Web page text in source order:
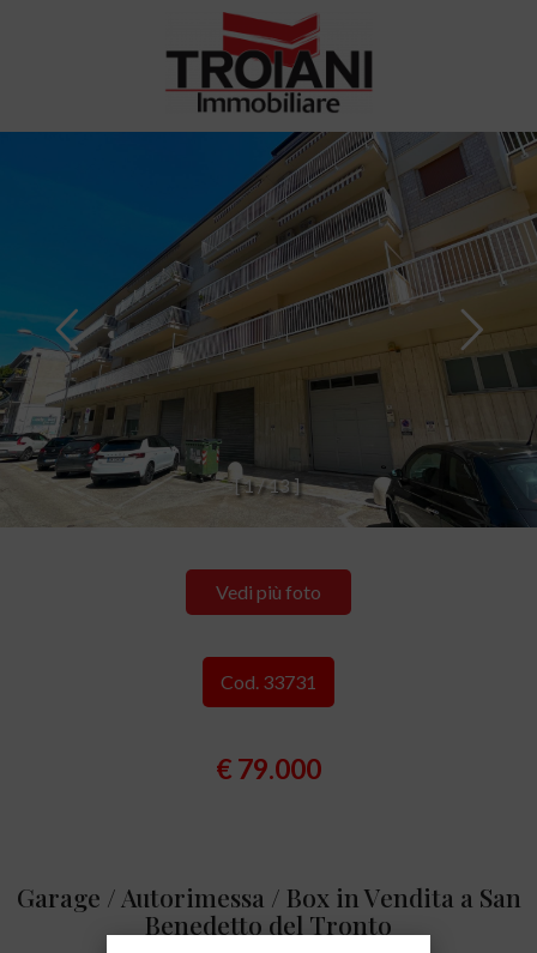
[1/13]
Vedi più foto
Cod. 33731
€ 79.000
Garage / Autorimessa / Box in Vendita a San
Benedetto del Tronto